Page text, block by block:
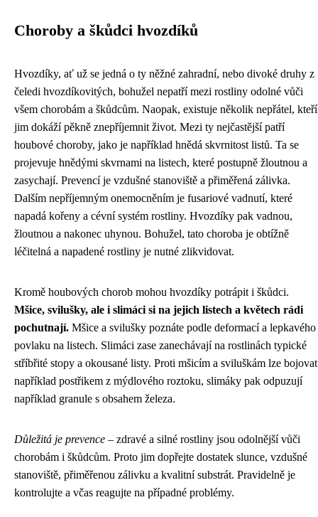
Choroby a škůdci hvozdíků
Hvozdíky, ať už se jedná o ty něžné zahradní, nebo divoké druhy z
čeledi hvozdíkovitých, bohužel nepatří mezi rostliny odolné vůči
všem chorobám a škůdcům. Naopak, existuje několik nepřátel, kteří
jim dokáží pěkně znepříjemnit život. Mezi ty nejčastější patří
houbové choroby, jako je například hnědá skvrnitost listů. Ta se
projevuje hnědými skvrnami na listech, které postupně žloutnou a
zasychají. Prevencí je vzdušné stanoviště a přiměřená zálivka.
Dalším nepříjemným onemocněním je fusariové vadnutí, které
napadá kořeny a cévní systém rostliny. Hvozdíky pak vadnou,
žloutnou a nakonec uhynou. Bohužel, tato choroba je obtížně
léčitelná a napadené rostliny je nutné zlikvidovat.
Kromě houbových chorob mohou hvozdíky potrápit i škůdci.
Mšice, svilušky, ale i slimáci si na jejich listech a květech rádi
pochutnají. Mšice a svilušky poznáte podle deformací a lepkavého
povlaku na listech. Slimáci zase zanechávají na rostlinách typické
stříbřité stopy a okousané listy. Proti mšicím a sviluškám lze bojovat
například postřikem z mýdlového roztoku, slimáky pak odpuzují
například granule s obsahem železa.
Důležitá je prevence – zdravé a silné rostliny jsou odolnější vůči
chorobám i škůdcům. Proto jim dopřejte dostatek slunce, vzdušné
stanoviště, přiměřenou zálivku a kvalitní substrát. Pravidelně je
kontrolujte a včas reagujte na případné problémy.